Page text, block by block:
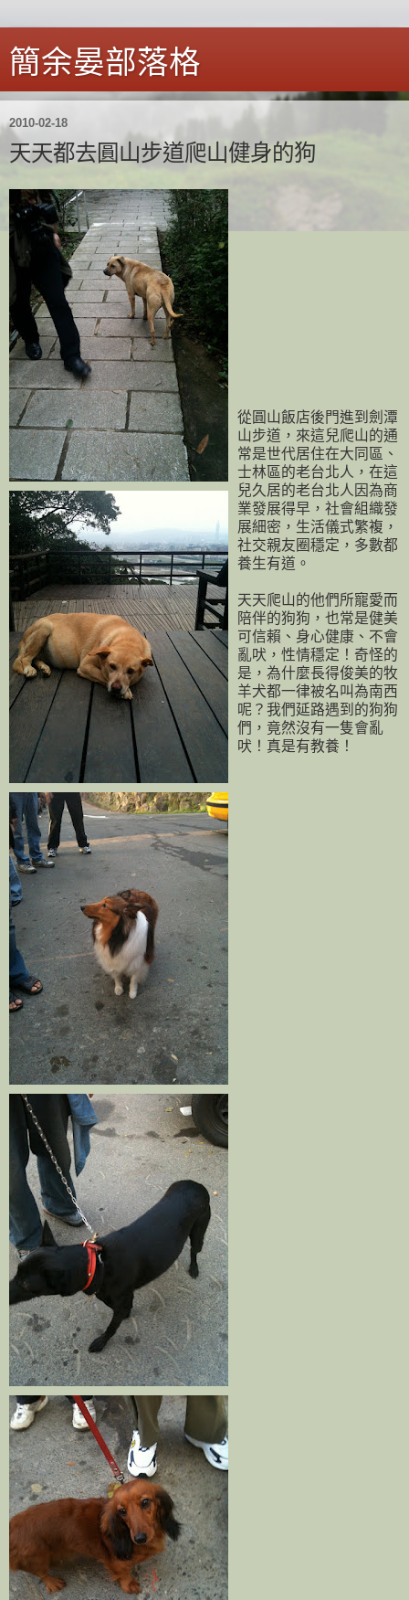
簡余晏部落格
2010-02-18
天天都去圓山步道爬山健身的狗
從圓山飯店後門進到劍潭
山步道，來這兒爬山的通
常是世代居住在大同區、
士林區的老台北人，在這
兒久居的老台北人因為商
業發展得早，社會組織發
展細密，生活儀式繁複，
社交親友圈穩定，多數都
養生有道。
天天爬山的他們所寵愛而
陪伴的狗狗，也常是健美
可信賴、身心健康、不會
亂吠，性情穩定！奇怪的
是，為什麼長得俊美的牧
羊犬都一律被名叫為南西
呢？我們延路遇到的狗狗
們，竟然沒有一隻會亂
吠！真是有教養！